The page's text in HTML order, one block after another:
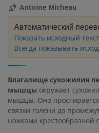
Antoine Micheau
Автоматический
Показать исходный текст
Всегда показывать
Влагалище сухожилия
мышцы окружает
мышцы. Оно
связки голени до
ножками крестообразной